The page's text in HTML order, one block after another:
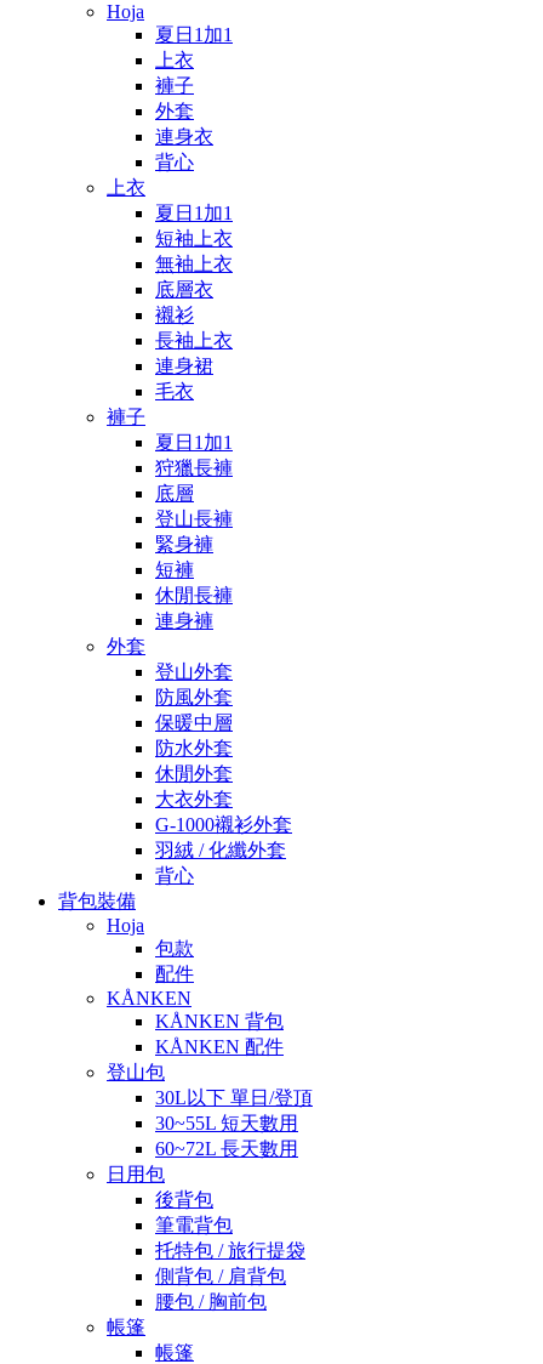
Hoja
夏日1加1
上衣
褲子
外套
連身衣
背心
上衣
夏日1加1
短袖上衣
無袖上衣
底層衣
襯衫
長袖上衣
連身裙
毛衣
褲子
夏日1加1
狩獵長褲
底層
登山長褲
緊身褲
短褲
休閒長褲
連身褲
外套
登山外套
防風外套
保暖中層
防水外套
休閒外套
大衣外套
G-1000襯衫外套
羽絨 / 化纖外套
背心
背包裝備
Hoja
包款
配件
KÅNKEN
KÅNKEN 背包
KÅNKEN 配件
登山包
30L以下 單日/登頂
30~55L 短天數用
60~72L 長天數用
日用包
後背包
筆電背包
托特包 / 旅行提袋
側背包 / 肩背包
腰包 / 胸前包
帳篷
帳篷